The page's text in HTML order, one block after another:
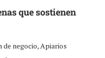
que sostienen
de negocio, Apiarios